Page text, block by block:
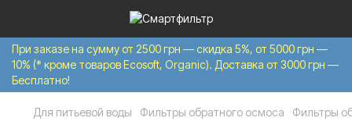
При заказе на сумму от 2500 грн — скидка 5%, от 5000 грн —
10% (* кроме товаров Ecosoft, Organic). Доставка от 3000 грн —
Бесплатно!
Для питьевой воды Фильтры обратного осмоса Фильтры